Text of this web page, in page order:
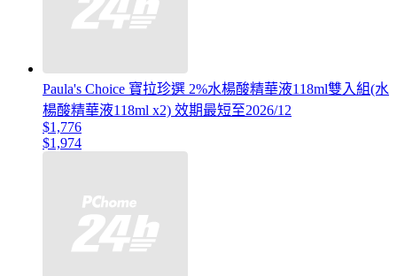
Paula's Choice 寶拉珍選 2%水楊酸精華液118ml雙入組(水
楊酸精華液118ml x2) 效期最短至2026/12
$1,776
$1,974